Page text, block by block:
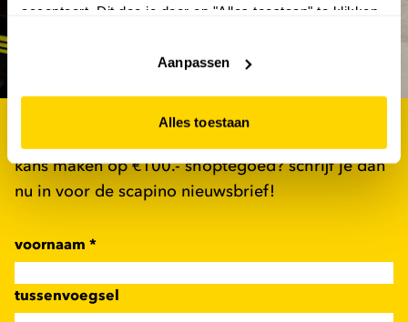
accepteert. Dit doe je door op "Alles toestaan" te klikken.
website niet optimaal functioneert.
Aanpassen
Alles toestaan
abonneer en win €100.-
shoptegoed
kans maken op €100.- shoptegoed? schrijf je dan
nu in voor de scapino nieuwsbrief!
voornaam *
tussenvoegsel